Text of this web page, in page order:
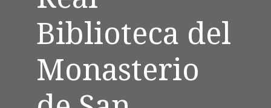
Biblioteca del
Monasterio